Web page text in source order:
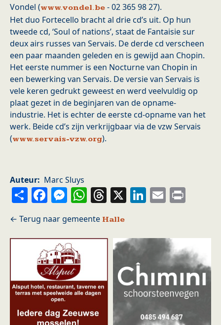
Vondel (www.vondel.be - 02 365 98 27).
Het duo Fortecello bracht al drie cd’s uit. Op hun
tweede cd, ‘Soul of nations’, staat de Fantaisie sur
deux airs russes van Servais. De derde cd verscheen
een paar maanden geleden en is gewijd aan Chopin.
Het eerste nummer is een Nocturne van Chopin in
een bewerking van Servais. De versie van Servais is
vele keren gedrukt geweest en werd veelvuldig op
plaat gezet in de beginjaren van de opname-
industrie. Het is echter de eerste cd-opname van het
werk. Beide cd’s zijn verkrijgbaar via de vzw Servais
(www.servais-vzw.org).
Auteur Marc Sluys
ShareFacebook
Messenger
WhatsApp
Threads
X LinkedIn
Email
Halle